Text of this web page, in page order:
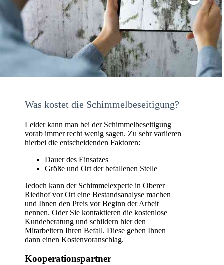
Was kostet die Schimmelbeseitigung?
Leider kann man bei der Schimmelbeseitigung
vorab immer recht wenig sagen. Zu sehr variieren
hierbei die entscheidenden Faktoren:
Dauer des Einsatzes
Größe und Ort der befallenen Stelle
Jedoch kann der Schimmelexperte in Oberer
Riedhof vor Ort eine Bestandsanalyse machen
und Ihnen den Preis vor Beginn der Arbeit
nennen. Oder Sie kontaktieren die kostenlose
Kundeberatung und schildern hier den
Mitarbeitern Ihren Befall. Diese geben Ihnen
dann einen Kostenvoranschlag.
Kooperationspartner